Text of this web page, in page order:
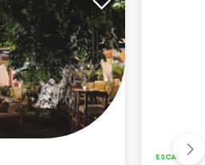
ESCAPADAS